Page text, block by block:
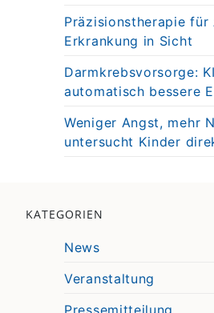
Präzisionstherapie für
Erkrankung in Sicht
Darmkrebsvorsorge:
automatisch bessere
Weniger Angst, mehr
untersucht Kinder
KATEGORIEN
News
Veranstaltung